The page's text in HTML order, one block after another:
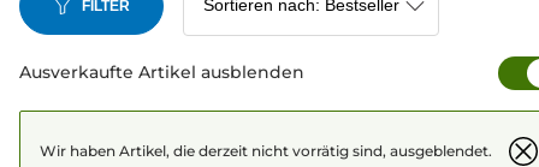
FILTER
Ausverkaufte Artikel ausblenden
Wir haben Artikel, die derzeit nicht vorrätig sind, ausgeblendet.